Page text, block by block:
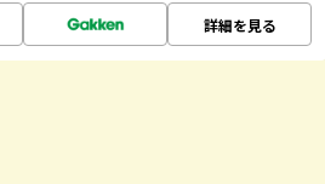
詳細を見る